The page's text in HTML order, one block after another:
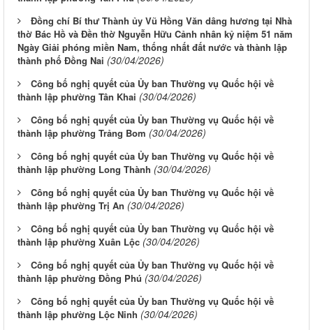
Đồng chí Bí thư Thành ủy Vũ Hồng Văn dâng hương tại Nhà
thờ Bác Hồ và Đền thờ Nguyễn Hữu Cảnh nhân kỷ niệm 51 năm
Ngày Giải phóng miền Nam, thống nhất đất nước và thành lập
thành phố Đồng Nai (30/04/2026)
Công bố nghị quyết của Ủy ban Thường vụ Quốc hội về
thành lập phường Tân Khai (30/04/2026)
Công bố nghị quyết của Ủy ban Thường vụ Quốc hội về
thành lập phường Trảng Bom (30/04/2026)
Công bố nghị quyết của Ủy ban Thường vụ Quốc hội về
thành lập phường Long Thành (30/04/2026)
Công bố nghị quyết của Ủy ban Thường vụ Quốc hội về
thành lập phường Trị An (30/04/2026)
Công bố nghị quyết của Ủy ban Thường vụ Quốc hội về
thành lập phường Xuân Lộc (30/04/2026)
Công bố nghị quyết của Ủy ban Thường vụ Quốc hội về
thành lập phường Đồng Phú (30/04/2026)
Công bố nghị quyết của Ủy ban Thường vụ Quốc hội về
thành lập phường Lộc Ninh (30/04/2026)